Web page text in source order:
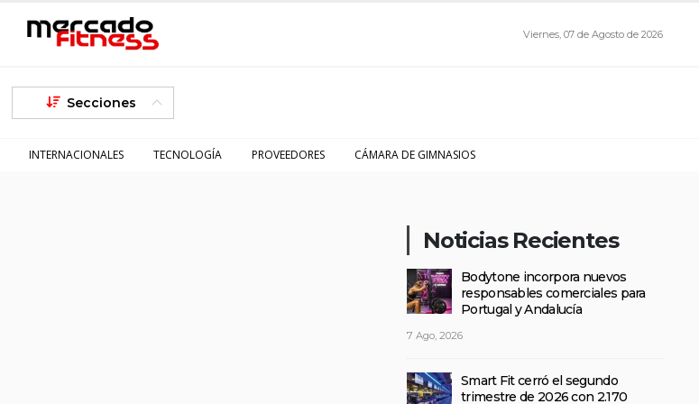
Viernes, 07 de Agosto de 2026
Secciones
INTERNACIONALES TECNOLOGÍA PROVEEDORES CÁMARA DE GIMNASIOS
Noticias Recientes
Bodytone incorpora nuevos
responsables comerciales para
Portugal y Andalucía
7 Ago, 2026
Smart Fit cerró el segundo
trimestre de 2026 con 2.170